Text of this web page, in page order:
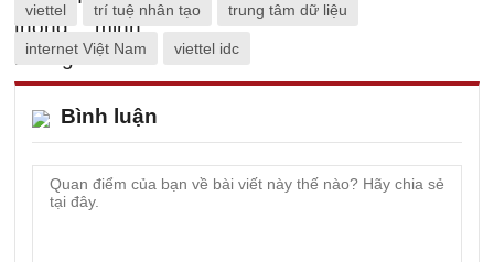
viettel trí tuệ nhân tạo trung tâm dữ liệu
internet Việt Nam viettel idc
Bình luận